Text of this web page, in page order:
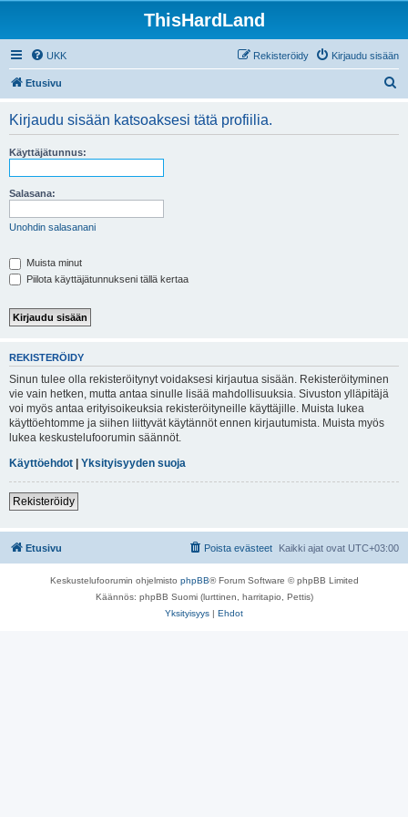
ThisHardLand
UKK Kirjaudu sisään
Rekisteröidy
Etusivu
Kirjaudu sisään katsoaksesi tätä profiilia.
Käyttäjätunnus:
Salasana:
Unohdin salasanani
Muista minut
Piilota käyttäjätunnukseni tällä kertaa
REKISTERÖIDY
Sinun tulee olla rekisteröitynyt voidaksesi kirjautua sisään. Rekisteröityminen
vie vain hetken, mutta antaa sinulle lisää mahdollisuuksia. Sivuston ylläpitäjä
voi myös antaa erityisoikeuksia rekisteröityneille käyttäjille. Muista lukea
käyttöehtomme ja siihen liittyvät käytännöt ennen kirjautumista. Muista myös
lukea keskustelufoorumin säännöt.
Käyttöehdot | Yksityisyyden suoja
Rekisteröidy
Etusivu Kaikki ajat ovat UTC+03:00
Poista evästeet
Keskustelufoorumin ohjelmisto phpBB® Forum Software © phpBB Limited
Käännös: phpBB Suomi (lurttinen, harritapio, Pettis)
Yksityisyys | Ehdot